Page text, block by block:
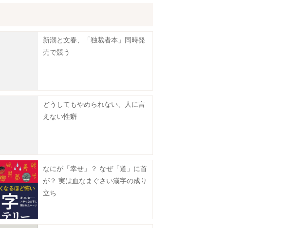
新潮と文春、「独裁者本」同時発
売で競う
どうしてもやめられない、人に言
えない性癖
なにが「幸せ」？ なぜ「道」に首
が？ 実は血なまぐさい漢字の成り
立ち